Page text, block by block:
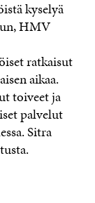
kyselyä
HMV
ratkaisut
aikaa.
toiveet ja
palvelut
Sitra